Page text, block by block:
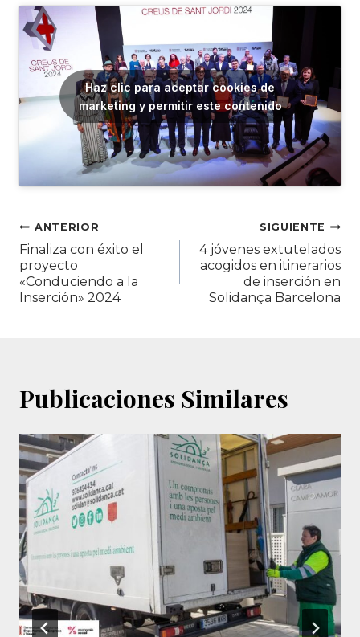
Haz clic para aceptar cookies de
marketing y permitir este contenido
Navegación
de
entradas
ANTERIOR
Finaliza con éxito el
proyecto
«Conduciendo a la
Inserción» 2024
SIGUIENTE
4 jóvenes extutelados
acogidos en itinerarios
de inserción en
Solidança Barcelona
Publicaciones Similares